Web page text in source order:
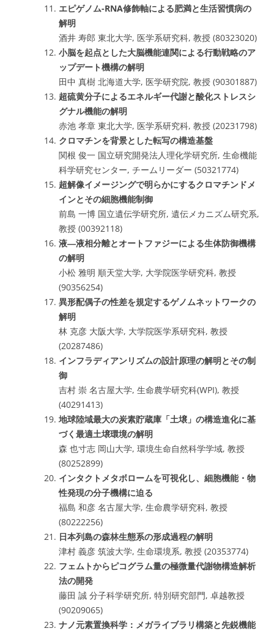
エピゲノム-RNA修飾軸による肥満と生活習慣病の
解明
酒井 寿郎 東北大学, 医学系研究科, 教授 (80323020)
小脳を起点とした大脳機能連関による行動戦略のア
ップデート機構の解明
田中 真樹 北海道大学, 医学研究院, 教授 (90301887)
超硫黄分子によるエネルギー代謝と酸化ストレスシ
グナル機能の解明
赤池 孝章 東北大学, 医学系研究科, 教授 (20231798)
クロマチンを背景とした転写の構造基盤
関根 俊一 国立研究開発法人理化学研究所, 生命機能
科学研究センター, チームリーダー (50321774)
超解像イメージングで明らかにするクロマチンドメ
インとその細胞機能制御
前島 一博 国立遺伝学研究所, 遺伝メカニズム研究系,
教授 (00392118)
液―液相分離とオートファジーによる生体防御機構
の解明
小松 雅明 順天堂大学, 大学院医学研究科, 教授
(90356254)
異形配偶子の性差を規定するゲノムネットワークの
解明
林 克彦 大阪大学, 大学院医学系研究科, 教授
(20287486)
インフラディアンリズムの設計原理の解明とその制
御
吉村 崇 名古屋大学, 生命農学研究科(WPI), 教授
(40291413)
地球陸域最大の炭素貯蔵庫「土壌」の構造進化に基
づく最適土壌環境の解明
森 也寸志 岡山大学, 環境生命自然科学学域, 教授
(80252899)
インタクトメタボロームを可視化し、細胞機能・物
性発現の分子機構に迫る
福島 和彦 名古屋大学, 生命農学研究科, 教授
(80222256)
日本列島の森林生態系の形成過程の解明
津村 義彦 筑波大学, 生命環境系, 教授 (20353774)
フェムトからピコグラム量の極微量代謝物構造解析
法の開発
藤田 誠 分子科学研究所, 特別研究部門, 卓越教授
(90209065)
ナノ元素置換科学：メガライブラリ構築と先鋭機能